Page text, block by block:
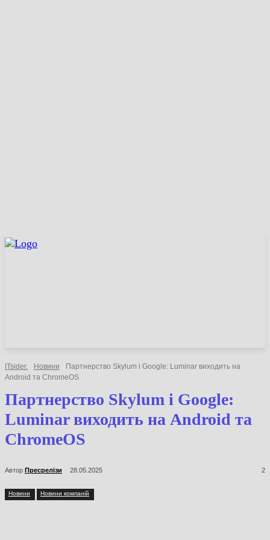
ITsider. Новини
Партнерство Skylum і Google: Luminar виходить на
Android та ChromeOS
Партнерство Skylum і Google:
Luminar виходить на Android
та ChromeOS
Автор Пресрелізи 28.05.2025 2
Новини Новини компаній